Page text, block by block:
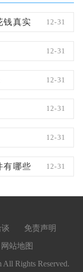
钱真实 12-31
12-31
12-31
12-31
12-31
有哪些 12-31
免责声明
网站地图
Rights Reserved.